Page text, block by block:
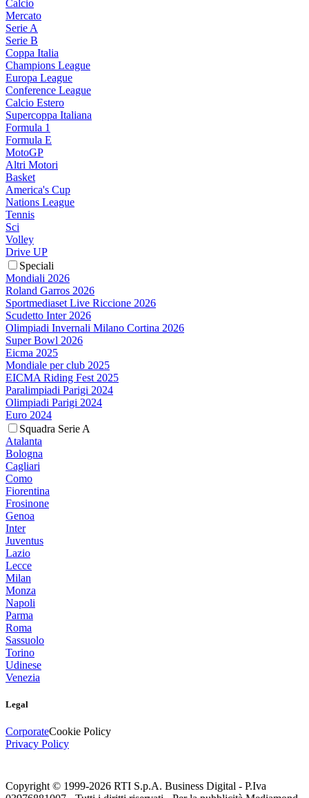
Calcio
Mercato
Serie A
Serie B
Coppa Italia
Champions League
Europa League
Conference League
Calcio Estero
Supercoppa Italiana
Formula 1
Formula E
MotoGP
Altri Motori
Basket
America's Cup
Nations League
Tennis
Sci
Volley
Drive UP
Speciali
Mondiali 2026
Roland Garros 2026
Sportmediaset Live Riccione 2026
Scudetto Inter 2026
Olimpiadi Invernali Milano Cortina 2026
Super Bowl 2026
Eicma 2025
Mondiale per club 2025
EICMA Riding Fest 2025
Paralimpiadi Parigi 2024
Olimpiadi Parigi 2024
Euro 2024
Squadra Serie A
Atalanta
Bologna
Cagliari
Como
Fiorentina
Frosinone
Genoa
Inter
Juventus
Lazio
Lecce
Milan
Monza
Napoli
Parma
Roma
Sassuolo
Torino
Udinese
Venezia
Legal
CorporateCookie Policy
Privacy Policy
Copyright © 1999-2026 RTI S.p.A. Business Digital - P.Iva